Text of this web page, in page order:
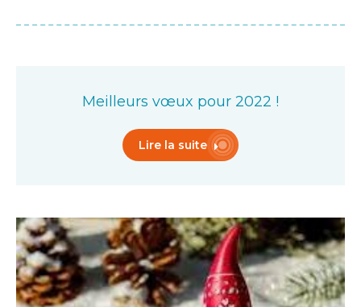
Meilleurs vœux pour 2022 !
Lire la suite